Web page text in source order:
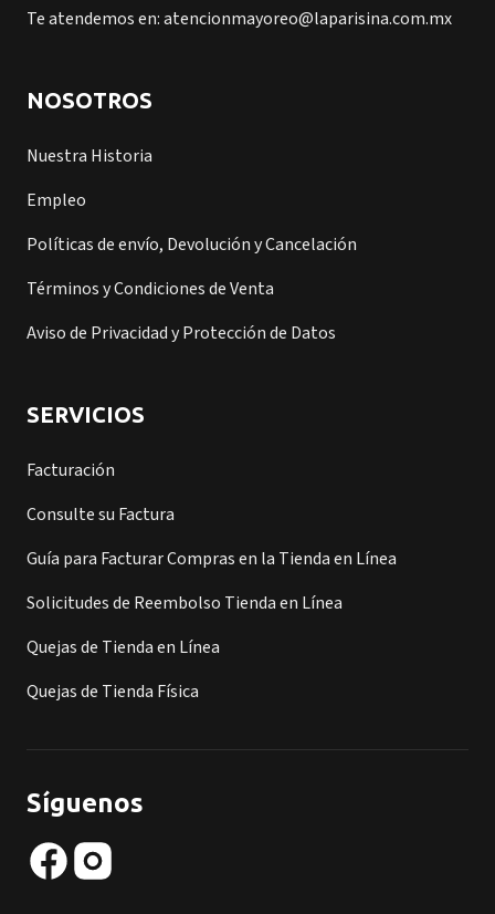
Te atendemos en: atencionmayoreo@laparisina.com.mx
NOSOTROS
Nuestra Historia
Empleo
Políticas de envío, Devolución y Cancelación
Términos y Condiciones de Venta
Aviso de Privacidad y Protección de Datos
SERVICIOS
Facturación
Consulte su Factura
Guía para Facturar Compras en la Tienda en Línea
Solicitudes de Reembolso Tienda en Línea
Quejas de Tienda en Línea
Quejas de Tienda Física
Síguenos